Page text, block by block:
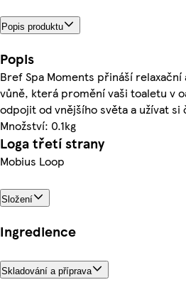
Popis produktu
Popis
Bref Spa Moments přináší
vůně, která promění vaši toaletu v
odpojit od vnějšího světa a užívat si
Množství: 0.1kg
Loga třetí strany
Mobius Loop
Složení
Ingredience
Skladování a příprava